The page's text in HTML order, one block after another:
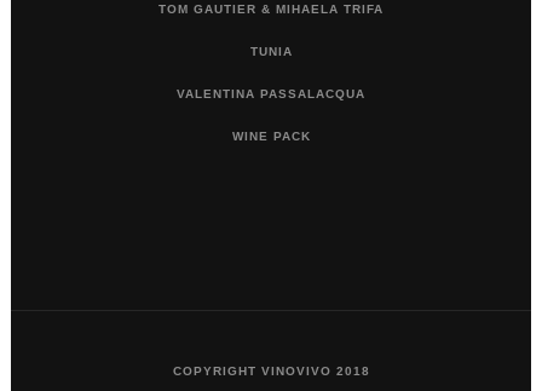
TOM GAUTIER & MIHAELA TRIFA
TUNIA
VALENTINA PASSALACQUA
WINE PACK
COPYRIGHT VINOVIVO 2018